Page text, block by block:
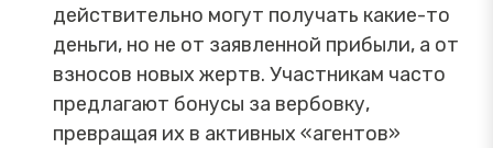
действительно могут получать какие-то
деньги, но не от заявленной прибыли, а от
взносов новых жертв. Участникам часто
предлагают бонусы за вербовку,
превращая их в активных «агентов»